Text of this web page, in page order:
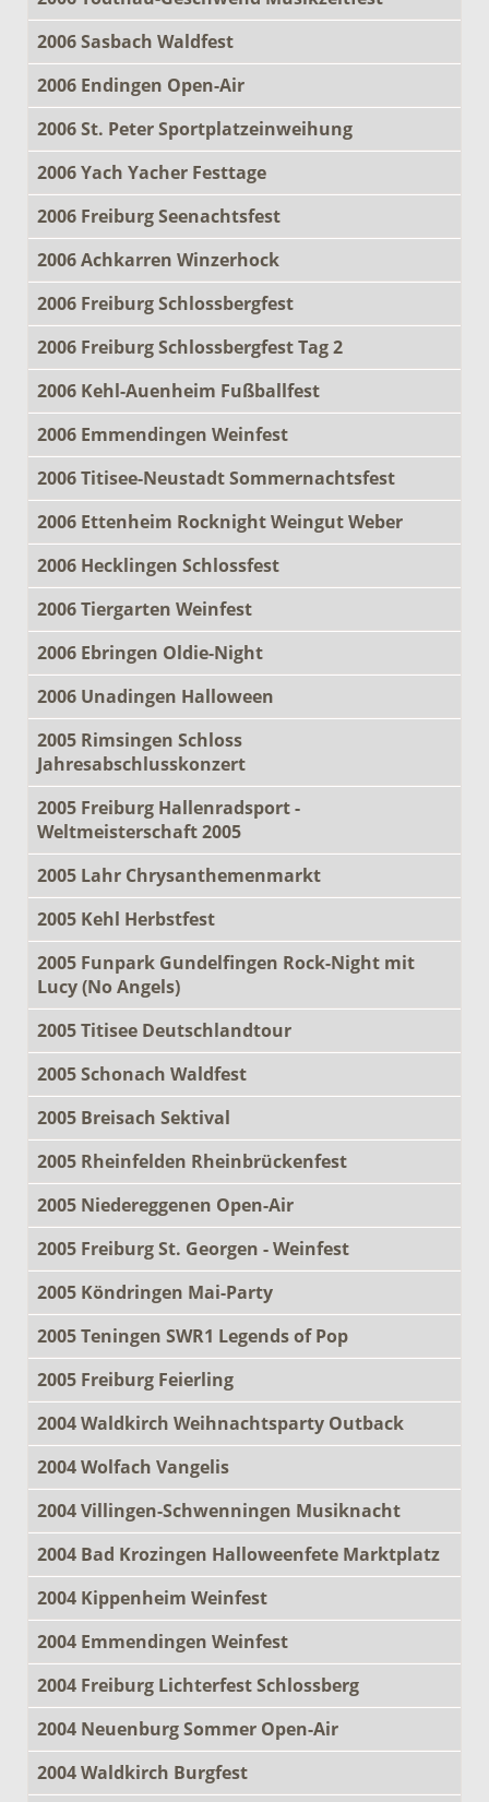
2006 Sasbach Waldfest
2006 Endingen Open-Air
2006 St. Peter Sportplatzeinweihung
2006 Yach Yacher Festtage
2006 Freiburg Seenachtsfest
2006 Achkarren Winzerhock
2006 Freiburg Schlossbergfest
2006 Freiburg Schlossbergfest Tag 2
2006 Kehl-Auenheim Fußballfest
2006 Emmendingen Weinfest
2006 Titisee-Neustadt Sommernachtsfest
2006 Ettenheim Rocknight Weingut Weber
2006 Hecklingen Schlossfest
2006 Tiergarten Weinfest
2006 Ebringen Oldie-Night
2006 Unadingen Halloween
2005 Rimsingen Schloss
Jahresabschlusskonzert
2005 Freiburg Hallenradsport -
Weltmeisterschaft 2005
2005 Lahr Chrysanthemenmarkt
2005 Kehl Herbstfest
2005 Funpark Gundelfingen Rock-Night mit
Lucy (No Angels)
2005 Titisee Deutschlandtour
2005 Schonach Waldfest
2005 Breisach Sektival
2005 Rheinfelden Rheinbrückenfest
2005 Niedereggenen Open-Air
2005 Freiburg St. Georgen - Weinfest
2005 Köndringen Mai-Party
2005 Teningen SWR1 Legends of Pop
2005 Freiburg Feierling
2004 Waldkirch Weihnachtsparty Outback
2004 Wolfach Vangelis
2004 Villingen-Schwenningen Musiknacht
2004 Bad Krozingen Halloweenfete Marktplatz
2004 Kippenheim Weinfest
2004 Emmendingen Weinfest
2004 Freiburg Lichterfest Schlossberg
2004 Neuenburg Sommer Open-Air
2004 Waldkirch Burgfest